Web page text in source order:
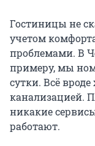
Гостиницы не
учетом
проблемами. В
примеру, мы
сутки. Всё
канализацией.
никакие
работают.